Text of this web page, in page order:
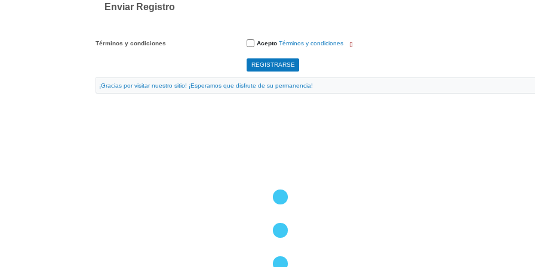
Enviar Registro
Términos y condiciones Acepto Términos y condiciones
¡Gracias por visitar nuestro sitio! ¡Esperamos que disfrute de su permanencia!